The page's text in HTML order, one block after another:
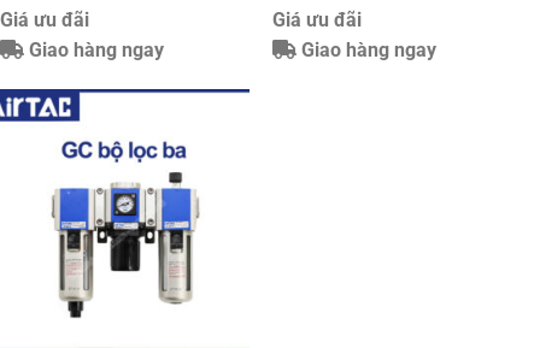
Giá ưu đãi
Giao hàng ngay
Giá ưu đãi
Giao hàng ngay